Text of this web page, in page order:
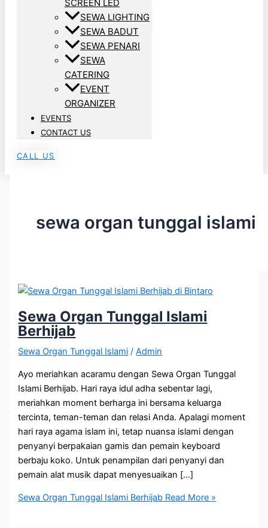
SCREEN LED
SEWA LIGHTING
SEWA BADUT
SEWA PENARI
SEWA
CATERING
EVENT
ORGANIZER
EVENTS
CONTACT US
CALL US
sewa organ tunggal islami
Sewa Organ Tunggal Islami
Berhijab
Sewa Organ Tunggal Islami /Admin
Ayo meriahkan acaramu dengan Sewa Organ Tunggal
Islami Berhijab. Hari raya idul adha sebentar lagi,
meriahkan moment berharga ini bersama keluarga
tercinta, teman-teman dan relasi Anda. Apalagi moment
hari raya agama islam ini, tetap nuansa islami dengan
penyanyi berpakaian gamis dan pemain keyboard
berbaju koko. Untuk penampilan dari penyanyi dan
pemain alat musik dapat menyesuaikan […]
Sewa Organ Tunggal Islami Berhijab Read More »